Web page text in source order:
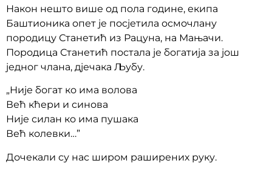
Након нешто више од пола године, екипа
Баштионика опет је посјетила осмочлану
породицу Станетић из Рацуна, на Мањачи.
Породица Станетић постала је богатија за још
једног члана, дјечака Љубу.
„Није богат ко има волова
Већ кћери и синова
Није силан ко има пушака
Већ колевки…”
Дочекали су нас широм раширених руку.